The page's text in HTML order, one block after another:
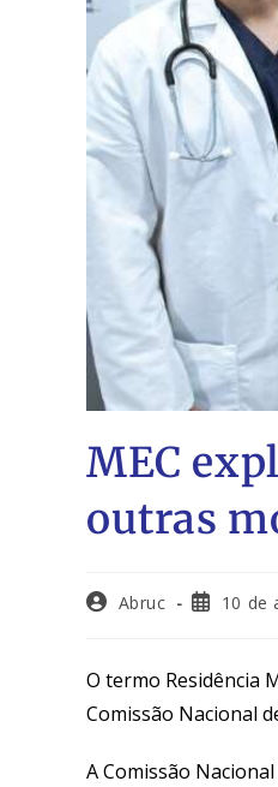
MEC
outras
Abruc 10 de
O termo Residência
Comissão Nacional
A Comissão